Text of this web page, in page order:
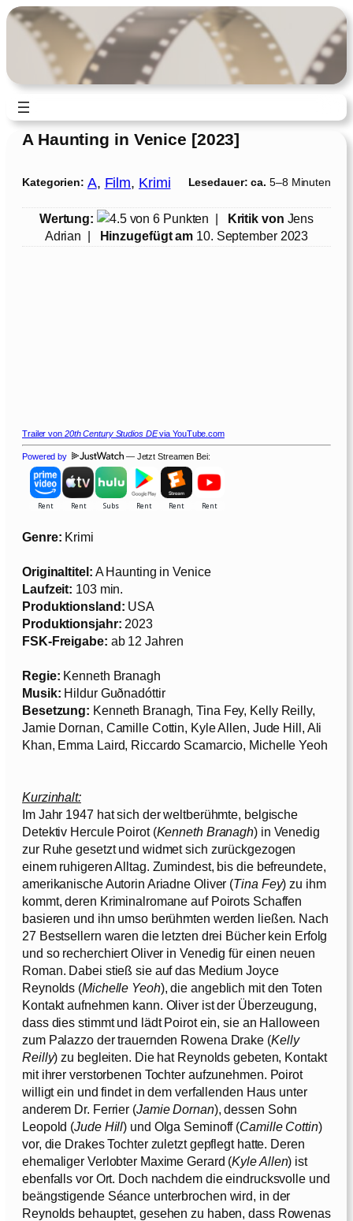
Zum
Inhalt
springen
A Haunting in Venice [2023]
Kategorien: A, Film, Krimi Lesedauer: ca. 5–8 Minuten
Wertung: | Kritik von Jens
Adrian | Hinzugefügt am 10. September 2023
Trailer von 20th Century Studios DEvia YouTube.com
Powered by — Jetzt Streamen Bei:
Genre: Krimi
Originaltitel: A Haunting in Venice
Laufzeit: 103 min.
Produktionsland: USA
Produktionsjahr: 2023
FSK-Freigabe: ab 12 Jahren
Regie: Kenneth Branagh
Musik: Hildur Guðnadóttir
Besetzung: Kenneth Branagh, Tina Fey, Kelly Reilly,
Jamie Dornan, Camille Cottin, Kyle Allen, Jude Hill, Ali
Khan, Emma Laird, Riccardo Scamarcio, Michelle Yeoh
Kurzinhalt:
Im Jahr 1947 hat sich der weltberühmte, belgische
Detektiv Hercule Poirot (Kenneth Branagh) in Venedig
zur Ruhe gesetzt und widmet sich zurückgezogen
einem ruhigeren Alltag. Zumindest, bis die befreundete,
amerikanische Autorin Ariadne Oliver (Tina Fey) zu ihm
kommt, deren Kriminalromane auf Poirots Schaffen
basieren und ihn umso berühmten werden ließen. Nach
27 Bestsellern waren die letzten drei Bücher kein Erfolg
und so recherchiert Oliver in Venedig für einen neuen
Roman. Dabei stieß sie auf das Medium Joyce
Reynolds (Michelle Yeoh), die angeblich mit den Toten
Kontakt aufnehmen kann. Oliver ist der Überzeugung,
dass dies stimmt und lädt Poirot ein, sie an Halloween
zum Palazzo der trauernden Rowena Drake (Kelly
Reilly) zu begleiten. Die hat Reynolds gebeten, Kontakt
mit ihrer verstorbenen Tochter aufzunehmen. Poirot
willigt ein und findet in dem verfallenden Haus unter
anderem Dr. Ferrier (Jamie Dornan), dessen Sohn
Leopold (Jude Hill) und Olga Seminoff (Camille Cottin)
vor, die Drakes Tochter zuletzt gepflegt hatte. Deren
ehemaliger Verlobter Maxime Gerard (Kyle Allen) ist
ebenfalls vor Ort. Doch nachdem die eindrucksvolle und
beängstigende Séance unterbrochen wird, in der
Reynolds behauptet, gesehen zu haben, dass Rowenas